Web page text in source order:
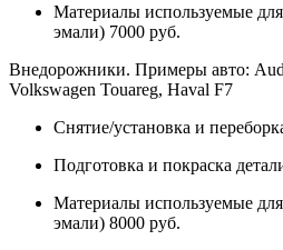
Материалы используемые
эмали) 7000 руб.
Внедорожники. Примеры авто:
Volkswagen Touareg, Haval F7
Снятие/установка и
Подготовка и покраска
Материалы используемые
эмали) 8000 руб.